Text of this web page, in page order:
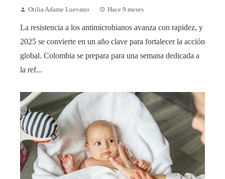
Otilia Adame Luevano Hace 9 meses
La resistencia a los antimicrobianos avanza con rapidez, y
2025 se convierte en un año clave para fortalecer la acción
global. Colombia se prepara para una semana dedicada a
la ref...